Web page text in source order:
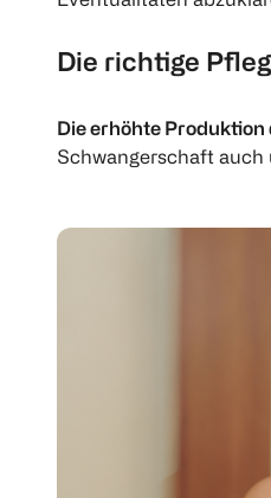
Die richtige
Die erhöhte Produktion
Schwangerschaft auch